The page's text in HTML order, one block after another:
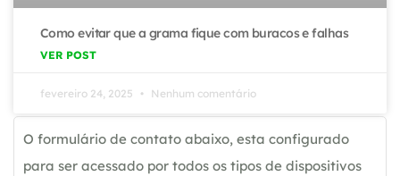
Como evitar que a grama fique com buracos e falhas
VER POST
fevereiro 24, 2025 Nenhum comentário
O formulário de contato abaixo, esta configurado
para ser acessado por todos os tipos de dispositivos